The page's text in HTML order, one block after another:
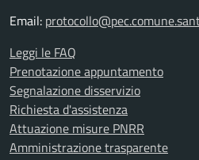
Email:
Leggi le FAQ
Prenotazione appuntamento
Segnalazione disservizio
Richiesta d'assistenza
Attuazione misure PNRR
Amministrazione trasparente